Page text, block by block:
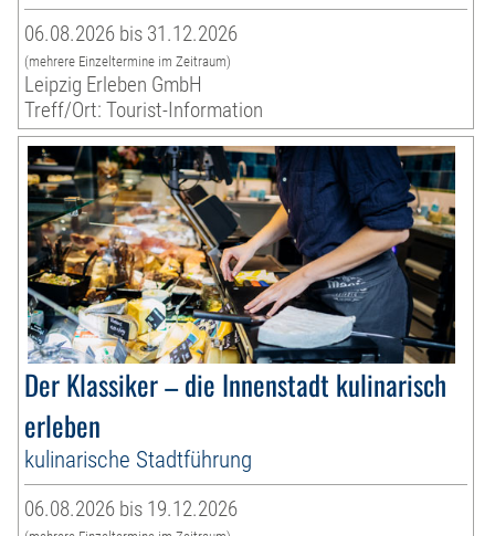
06.08.2026 bis 31.12.2026
(mehrere Einzeltermine im Zeitraum)
Leipzig Erleben GmbH
Treff/Ort: Tourist-Information
Der Klassiker – die Innenstadt kulinarisch
erleben
kulinarische Stadtführung
06.08.2026 bis 19.12.2026